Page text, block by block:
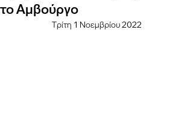
το Αμβούργο
Τρίτη 1 Νοεμβρίου 2022